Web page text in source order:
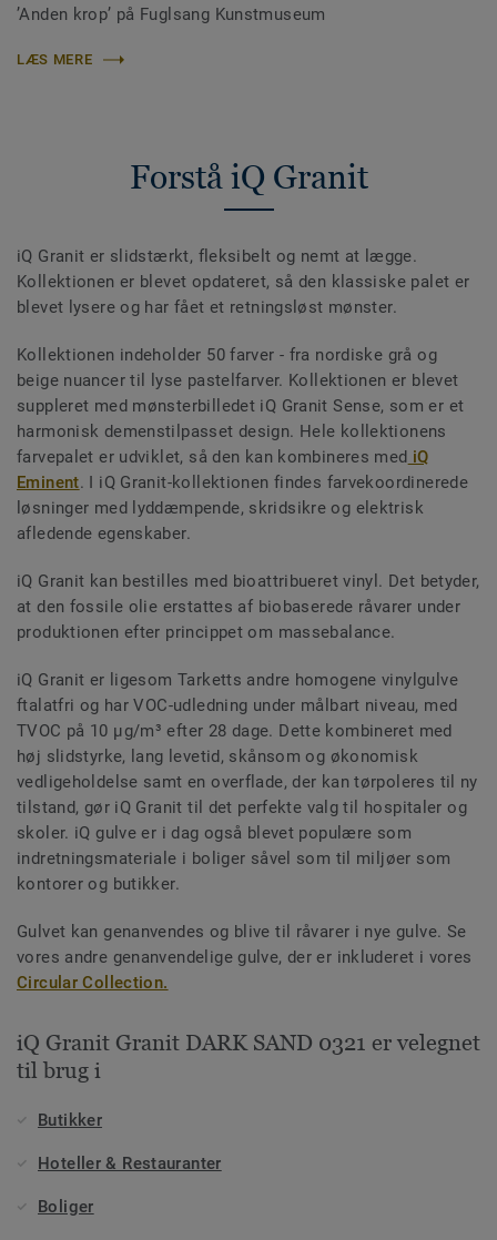
’Anden krop’ på Fuglsang Kunstmuseum
LÆS MERE
Forstå iQ Granit
iQ Granit er slidstærkt, fleksibelt og nemt at lægge.
Kollektionen er blevet opdateret, så den klassiske palet er
blevet lysere og har fået et retningsløst mønster.
Kollektionen indeholder 50 farver - fra nordiske grå og
beige nuancer til lyse pastelfarver. Kollektionen er blevet
suppleret med mønsterbilledet iQ Granit Sense, som er et
harmonisk demenstilpasset design. Hele kollektionens
farvepalet er udviklet, så den kan kombineres med iQ
Eminent. I iQ Granit-kollektionen findes farvekoordinerede
løsninger med lyddæmpende, skridsikre og elektrisk
afledende egenskaber.
iQ Granit kan bestilles med bioattribueret vinyl. Det betyder,
at den fossile olie erstattes af biobaserede råvarer under
produktionen efter princippet om massebalance.
iQ Granit er ligesom Tarketts andre homogene vinylgulve
ftalatfri og har VOC-udledning under målbart niveau, med
TVOC på 10 µg/m³ efter 28 dage. Dette kombineret med
høj slidstyrke, lang levetid, skånsom og økonomisk
vedligeholdelse samt en overflade, der kan tørpoleres til ny
tilstand, gør iQ Granit til det perfekte valg til hospitaler og
skoler. iQ gulve er i dag også blevet populære som
indretningsmateriale i boliger såvel som til miljøer som
kontorer og butikker.
Gulvet kan genanvendes og blive til råvarer i nye gulve. Se
vores andre genanvendelige gulve, der er inkluderet i vores
Circular Collection.
iQ Granit Granit DARK SAND 0321 er velegnet
til brug i
Butikker
Hoteller & Restauranter
Boliger